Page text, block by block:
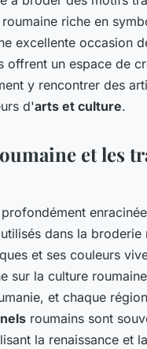
riche en
excellente occasion
offrent un espace de
y rencontrer des
d'arts et culture.
et les
dans la
et ses couleurs
sur la culture
et chaque
roumains sont
la renaissance et